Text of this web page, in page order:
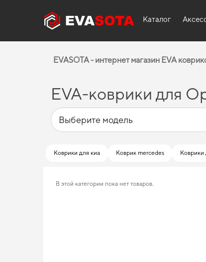
Каталог
EVASOTA - интернет магазин EVA
EVA-коврики для
Коврики для киа Коврик mercedes Коврики
В этой категории пока нет товаров.